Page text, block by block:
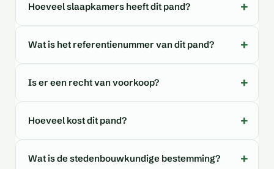
Hoeveel slaapkamers heeft dit pand?
Wat is het referentienummer van dit pand?
Is er een recht van voorkoop?
Hoeveel kost dit pand?
Wat is de stedenbouwkundige bestemming?